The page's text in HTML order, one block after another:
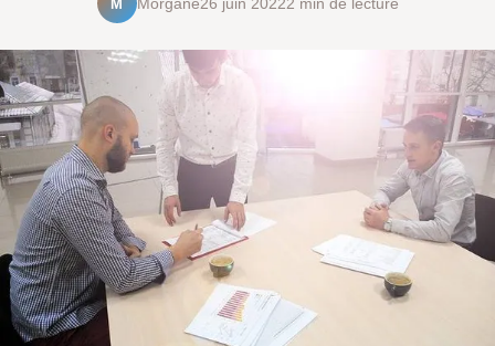
M Morgane26 juin 20222 min de lecture